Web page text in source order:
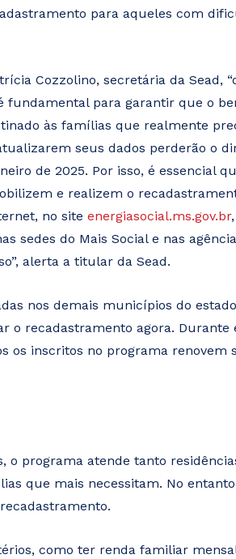
para aqueles com
Cozzolino, secretária da Sead,
fundamental para garantir que o
às famílias que realmente
seus dados perderão o
de 2025. Por isso, é essencial
e realizem o
no site energiasocial.ms.gov.br
sedes do Mais Social e nas
alerta a titular da Sead.
nos demais municípios do
o recadastramento agora. Durante
os inscritos no programa renovem
o programa atende tanto
que mais necessitam. No
como ter renda familiar